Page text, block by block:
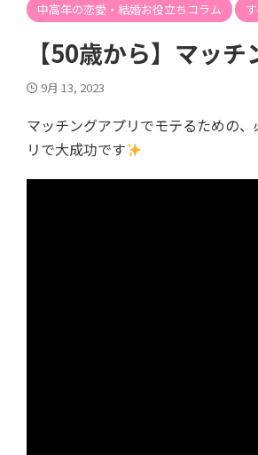
中高年の恋愛・結婚お役立ちコラム
【50歳から】マッ
9月 13, 2023
マッチングアプリでモテるための
リで大成功です